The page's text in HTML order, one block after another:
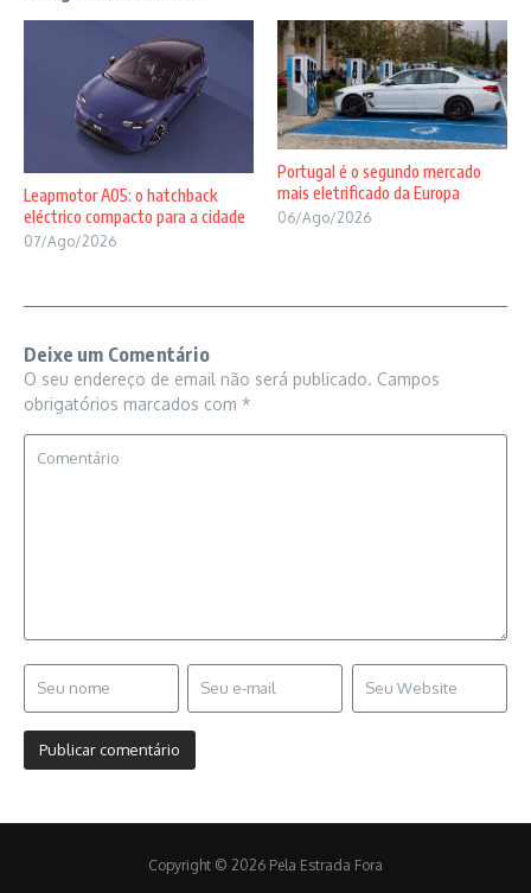
Leapmotor A05: o hatchback
eléctrico compacto para a cidade
07/Ago/2026
Portugal é o segundo mercado
mais eletrificado da Europa
06/Ago/2026
Deixe um Comentário
O seu endereço de email não será publicado. Campos
obrigatórios marcados com *
Copyright © 2026 Pela Estrada Fora